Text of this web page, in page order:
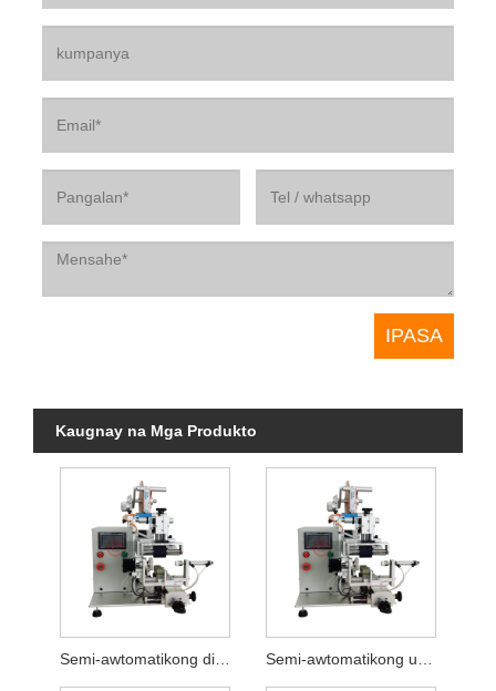
Kaugnay na Mga Produkto
Semi-awtomatikong disinfectant na flat labeling machine Semi-awtomatikong umiikot at flat labeling machine